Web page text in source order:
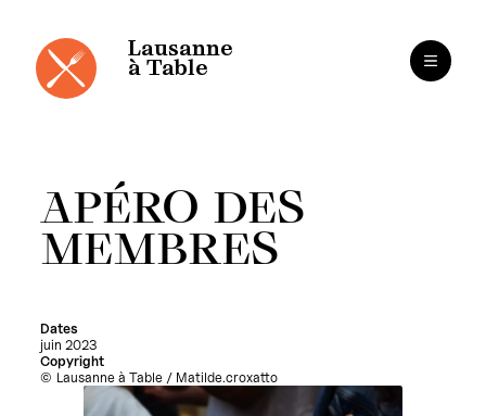
contenu
Lausanne
à Table
APÉRO DES
MEMBRES
Dates
juin 2023
Copyright
Lausanne à Table / Matilde.croxatto